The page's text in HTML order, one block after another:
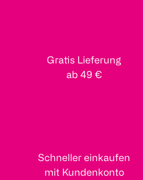
Gratis Lieferung
ab 49 €
Schneller einkaufen
mit Kundenkonto